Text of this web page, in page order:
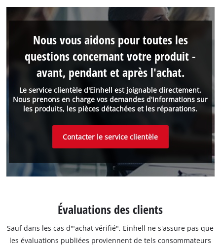
Le service clientèle d'Einhell est joignable directement.
Nous prenons en charge vos demandes d'informations sur
les produits, les pièces détachées et les réparations.
Nous vous aidons pour toutes les
questions concernant votre produit -
avant, pendant et après l'achat.
Contacter le service clientèle
Évaluations des clients
Sauf dans les cas d'"achat vérifié", Einhell ne s'assure pas que
les évaluations publiées proviennent de tels consommateurs